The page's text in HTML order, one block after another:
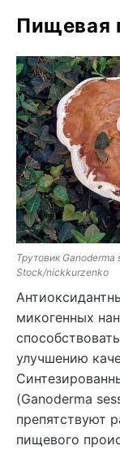
Пищевая
Трутовик
Stock/nickkurzenko
микогенных
улучшению
(Ganoderma
препятствуют
пищевого